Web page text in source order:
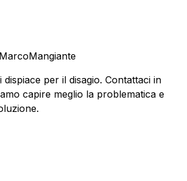
per il disagio. Contattaci in
capire meglio la problematica e